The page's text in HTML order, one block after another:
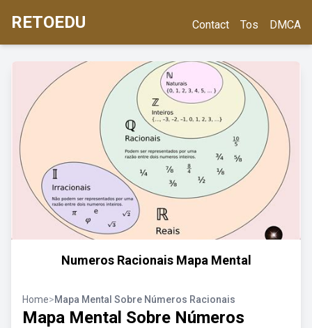
RETOEDU Contact Tos DMCA
Numeros Racionais Mapa Mental
Home>Mapa Mental Sobre Números Racionais
Mapa Mental Sobre Números